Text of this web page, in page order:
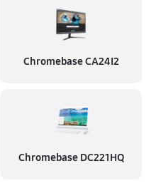
Chromebase CA24I2
Chromebase DC221HQ